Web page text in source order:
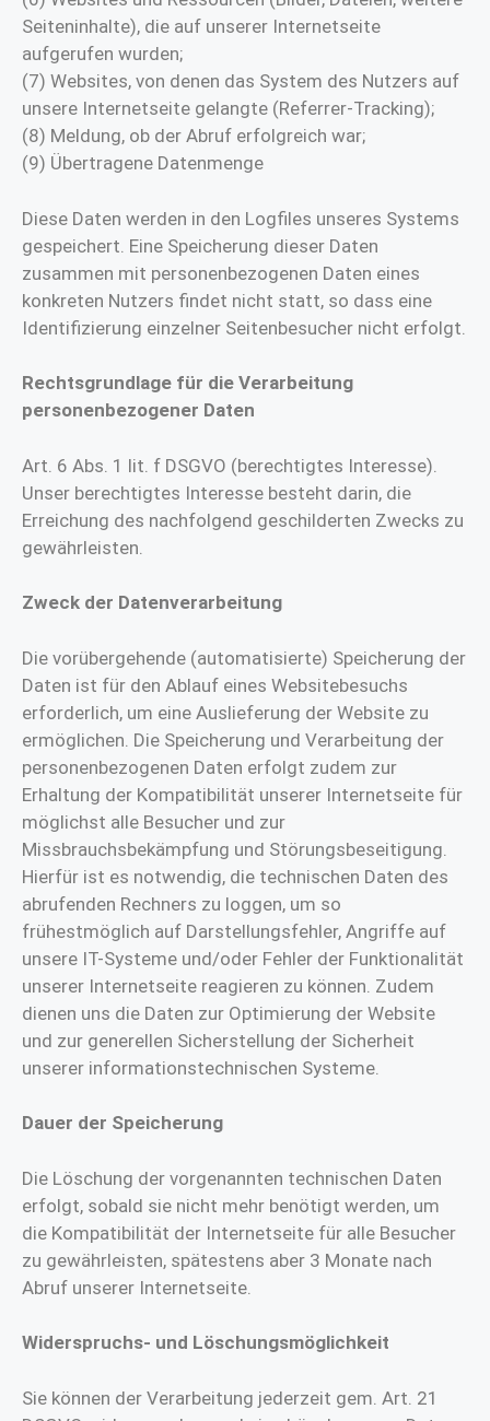
Seiteninhalte), die auf unserer Internetseite
aufgerufen wurden;
(7) Websites, von denen das System des Nutzers auf
unsere Internetseite gelangte (Referrer-Tracking);
(8) Meldung, ob der Abruf erfolgreich war;
(9) Übertragene Datenmenge
Diese Daten werden in den Logfiles unseres Systems
gespeichert. Eine Speicherung dieser Daten
zusammen mit personenbezogenen Daten eines
konkreten Nutzers findet nicht statt, so dass eine
Identifizierung einzelner Seitenbesucher nicht erfolgt.
Rechtsgrundlage für die Verarbeitung
personenbezogener Daten
Art. 6 Abs. 1 lit. f DSGVO (berechtigtes Interesse).
Unser berechtigtes Interesse besteht darin, die
Erreichung des nachfolgend geschilderten Zwecks zu
gewährleisten.
Zweck der Datenverarbeitung
Die vorübergehende (automatisierte) Speicherung der
Daten ist für den Ablauf eines Websitebesuchs
erforderlich, um eine Auslieferung der Website zu
ermöglichen. Die Speicherung und Verarbeitung der
personenbezogenen Daten erfolgt zudem zur
Erhaltung der Kompatibilität unserer Internetseite für
möglichst alle Besucher und zur
Missbrauchsbekämpfung und Störungsbeseitigung.
Hierfür ist es notwendig, die technischen Daten des
abrufenden Rechners zu loggen, um so
frühestmöglich auf Darstellungsfehler, Angriffe auf
unsere IT-Systeme und/oder Fehler der Funktionalität
unserer Internetseite reagieren zu können. Zudem
dienen uns die Daten zur Optimierung der Website
und zur generellen Sicherstellung der Sicherheit
unserer informationstechnischen Systeme.
Dauer der Speicherung
Die Löschung der vorgenannten technischen Daten
erfolgt, sobald sie nicht mehr benötigt werden, um
die Kompatibilität der Internetseite für alle Besucher
zu gewährleisten, spätestens aber 3 Monate nach
Abruf unserer Internetseite.
Widerspruchs- und Löschungsmöglichkeit
Sie können der Verarbeitung jederzeit gem. Art. 21